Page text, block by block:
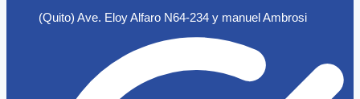
(Quito) Ave. Eloy Alfaro N64-234 y manuel Ambrosi